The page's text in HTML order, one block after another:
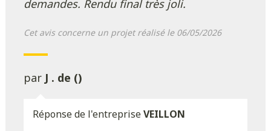
demandes. Rendu final très joli.
Cet avis concerne un projet réalisé le 06/05/2026
par J . de ()
Réponse de l'entrepriseVEILLON